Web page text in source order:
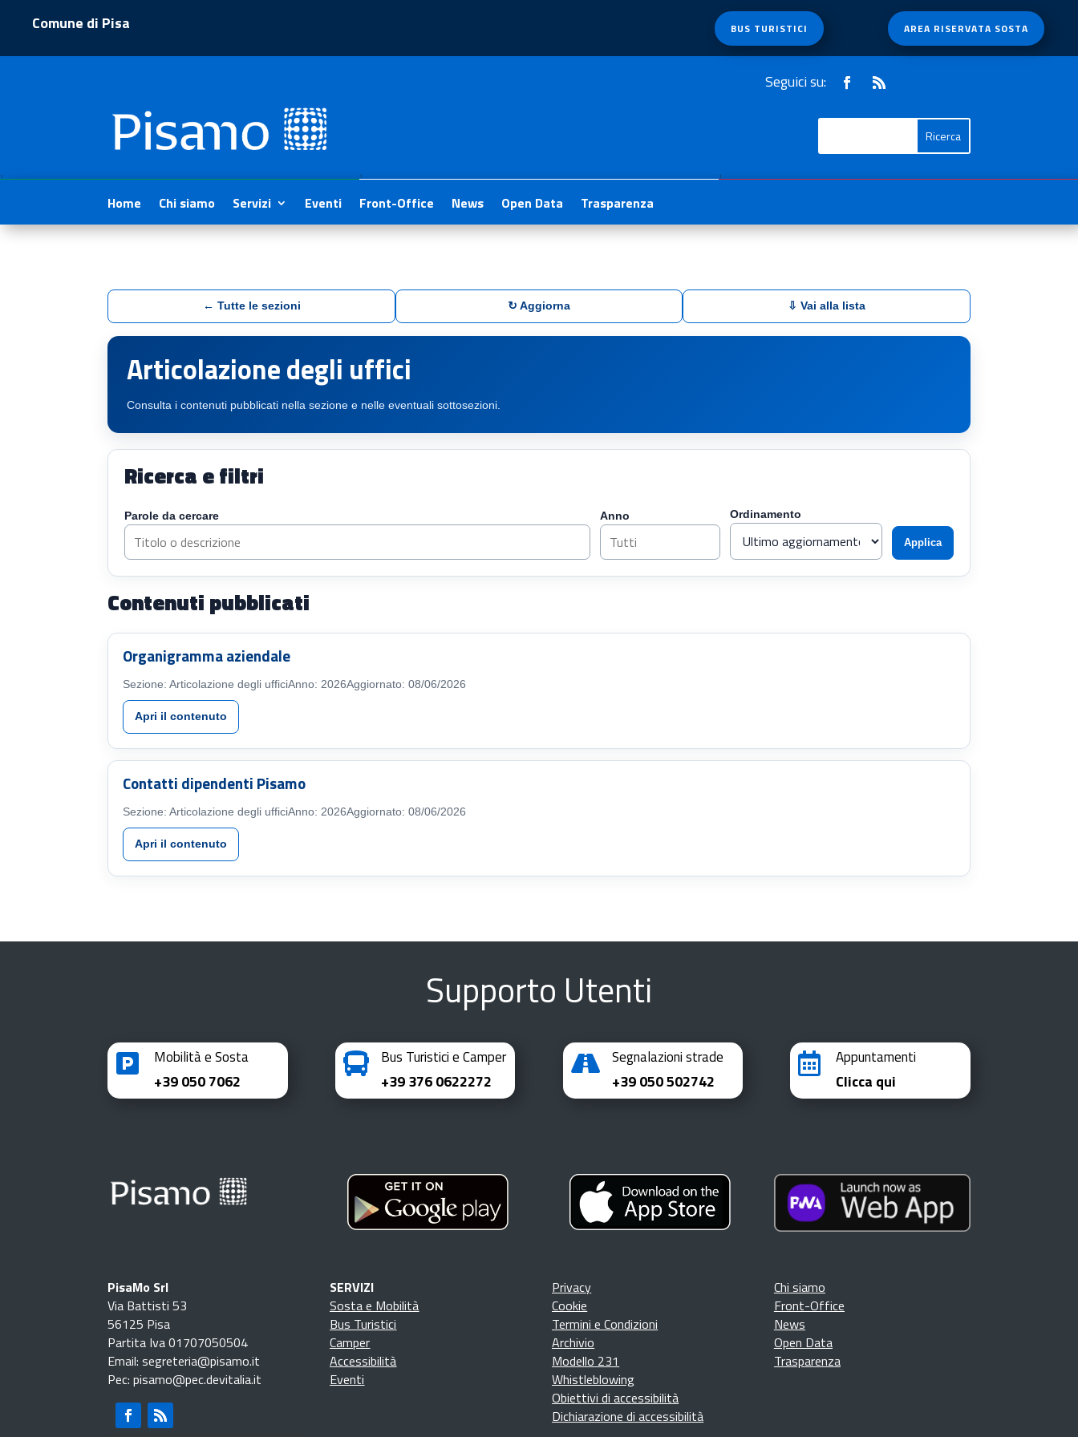
Comune di Pisa BUS TURISTICI AREA RISERVATA SOSTA
Seguici su:
1 1 1
Home Chi siamo Servizi Eventi Front-Office News Open Data Trasparenza
← Tutte le sezioni ↻ Aggiorna ⇩ Vai alla lista
Articolazione degli uffici
Consulta i contenuti pubblicati nella sezione e nelle eventuali sottosezioni.
Ricerca e filtri
Parole da cercare Anno Ordinamento
Applica
Contenuti pubblicati
Organigramma aziendale
Sezione: Articolazione degli ufficiAnno: 2026Aggiornato: 08/06/2026
Apri il contenuto
Contatti dipendenti Pisamo
Sezione: Articolazione degli ufficiAnno: 2026Aggiornato: 08/06/2026
Apri il contenuto
Supporto Utenti
 Mobilità e Sosta
+39 050 7062
 Bus Turistici e Camper
+39 376 0622272
 Segnalazioni strade
+39 050 502742
 Appuntamenti
Clicca qui
PisaMo Srl
Via Battisti 53
56125 Pisa
Partita Iva 01707050504
Email: segreteria@pisamo.it
Pec: pisamo@pec.devitalia.it
SERVIZI
Sosta e Mobilità
Bus Turistici
Camper
Accessibilità
Eventi
Privacy
Cookie
Termini e Condizioni
Archivio
Modello 231
Whistleblowing
Obiettivi di accessibilità
Dichiarazione di accessibilità
Chi siamo
Front-Office
News
Open Data
Trasparenza